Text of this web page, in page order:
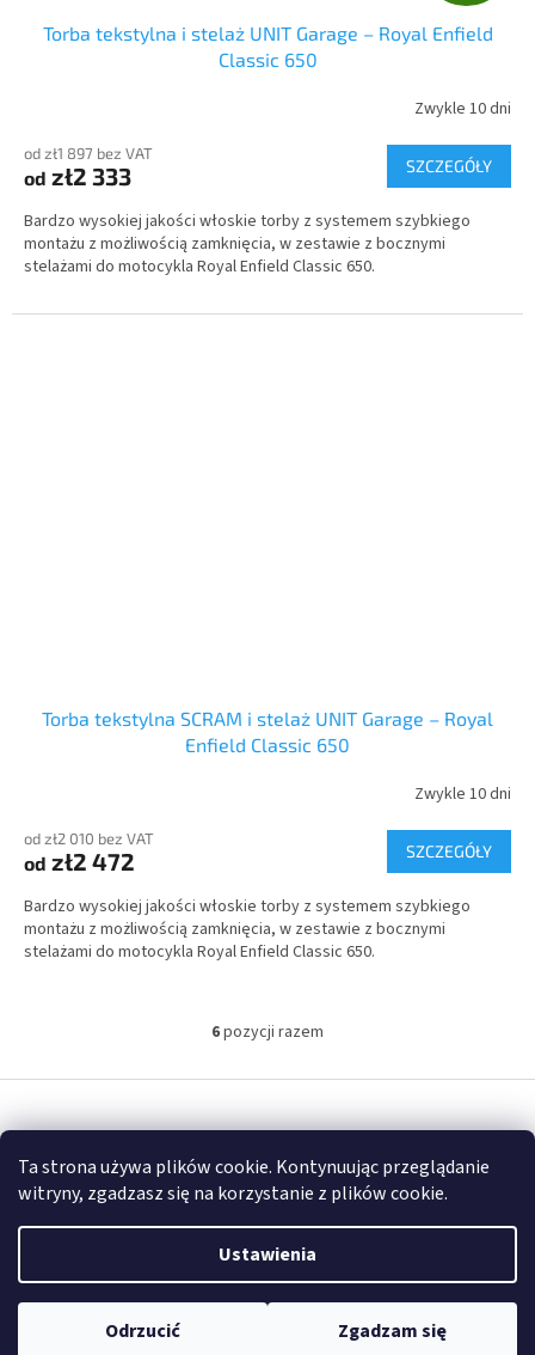
Ta strona używa plików cookie. Kontynuując przeglądanie
witryny, zgadzasz się na korzystanie z plików cookie.
Ustawienia
Odrzucić Zgadzam się
A
T
I
S
Torba tekstylna i stelaż UNIT Garage – Royal Enfield
Classic 650
Zwykle 10 dni
od zł1 897 bez VAT
od zł2 333 SZCZEGÓŁY
Bardzo wysokiej jakości włoskie torby z systemem szybkiego
montażu z możliwością zamknięcia, w zestawie z bocznymi
stelażami do motocykla Royal Enfield Classic 650.
Torba tekstylna SCRAM i stelaż UNIT Garage – Royal
Enfield Classic 650
Zwykle 10 dni
od zł2 010 bez VAT
od zł2 472 SZCZEGÓŁY
Bardzo wysokiej jakości włoskie torby z systemem szybkiego
montażu z możliwością zamknięcia, w zestawie z bocznymi
stelażami do motocykla Royal Enfield Classic 650.
K
n
r
o
l
k
i
l
i
s
t
6pozycji razem
o
Copyright 2026 FULLGARAGE . Wszystkie prawa zastrzeżone.